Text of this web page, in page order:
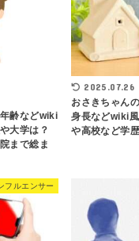
齢などwiki
大学は？
まで総ま
2025.07.26
おさきちゃん
身長などwiki
や高校など学
フルエンサー